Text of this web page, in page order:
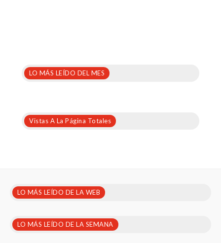
LO MÁS LEÍDO DEL MES
Vistas A La Página Totales
LO MÁS LEÍDO DE LA WEB
LO MÁS LEÍDO DE LA SEMANA